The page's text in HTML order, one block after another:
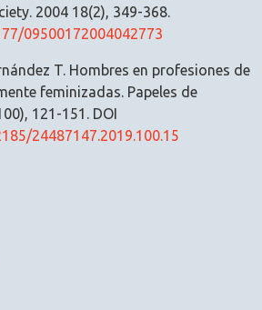
2004 18(2), 349-368.
09500172004042773
T. Hombres en profesiones de
feminizadas. Papeles de
121-151. DOI
24487147.2019.100.15